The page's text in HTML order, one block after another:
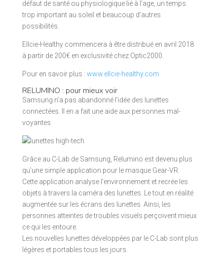
défaut de santé ou physiologique lié à l’age, un temps
trop important au soleil et beaucoup d’autres
possibilités.
Ellcie-Healthy commencera à être distribué en avril 2018
à partir de 200€ en exclusivité chez Optic2000.
Pour en savoir plus : www.ellcie-healthy.com
RELUMINO : pour mieux voir
Samsung n’a pas abandonné l’idée des lunettes
connectées. Il en a fait une aide aux personnes mal-
voyantes.
Grâce au C-Lab de Samsung, Relumino est devenu plus
qu’une simple application pour le masque Gear-VR.
Cette application analyse l’environnement et recrée les
objets à travers la caméra des lunettes. Le tout en réalité
augmentée sur les écrans des lunettes. Ainsi, les
personnes atteintes de troubles visuels perçoivent mieux
ce qui les entoure.
Les nouvelles lunettes développées par le C-Lab sont plus
légères et portables tous les jours.